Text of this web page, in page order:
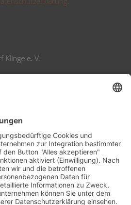
Klinge e. V.
0004 2031 39